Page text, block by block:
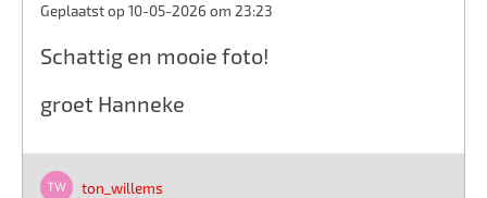
Geplaatst op 10-05-2026 om 23:23
Schattig en mooie foto!
groet Hanneke
ton_willems